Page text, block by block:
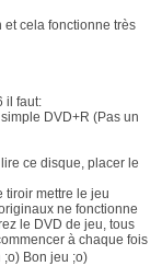
et cela fonctionne très
il faut:
DVD+R (Pas un
ce disque, placer le
tiroir mettre le jeu
ne fonctionne
le DVD de jeu, tous
à chaque fois
;o) Bon jeu ;o)